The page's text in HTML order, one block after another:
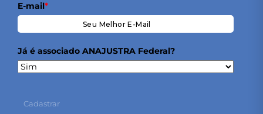
E-mail*
Já é associado ANAJUSTRA Federal?
Cadastrar